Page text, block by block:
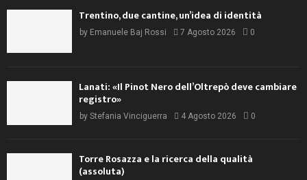
Trentino, due cantine, un’idea di identità
by Emanuele Baj Rossi 7 Agosto 2026 0
Lanati: «Il Pinot Nero dell’Oltrepò deve cambiare
registro»
by Stefania Vinciguerra 4 Agosto 2026 0
Torre Rosazza e la ricerca della qualità
(assoluta)